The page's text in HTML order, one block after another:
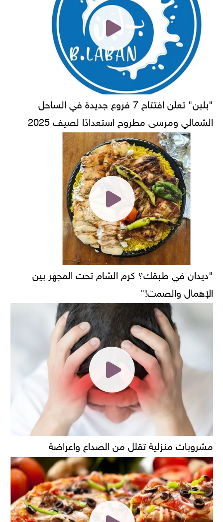
"بلبن" تعلن افتتاح 7 فروع جديدة في الساحل
الشمالي ومرسى مطروح استعدادًا لصيف 2025
"ديدان في طبقك؟ كرم الشام تحت المجهر بين
الإهمال والصمت!"
مشروبات منزلية تقلل من الصداع واعراضة